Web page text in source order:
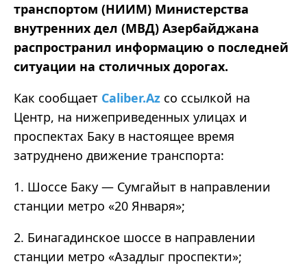
транспортом (НИИМ) Министерства
внутренних дел (МВД) Азербайджана
распространил информацию о последней
ситуации на столичных дорогах.
Как сообщает Caliber.Az со ссылкой на
Центр, на нижеприведенных улицах и
проспектах Баку в настоящее время
затруднено движение транспорта:
1. Шоссе Баку — Сумгайыт в направлении
станции метро «20 Января»;
2. Бинагадинское шоссе в направлении
станции метро «Азадлыг проспекти»;